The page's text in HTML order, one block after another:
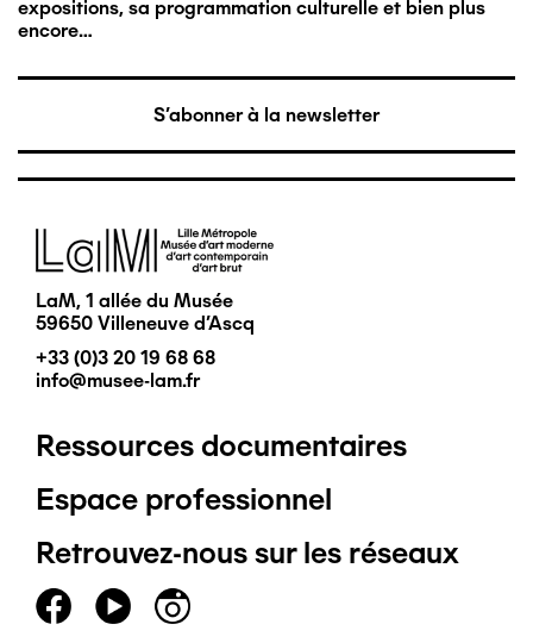
expositions, sa programmation culturelle et bien plus
encore…
S'abonner à la newsletter
Image
LaM, 1 allée du Musée
59650 Villeneuve d'Ascq
+33 (0)3 20 19 68 68
info@musee-lam.fr
Pied
de
page
Ressources documentaires
Espace professionnel
Retrouvez-nous sur les réseaux